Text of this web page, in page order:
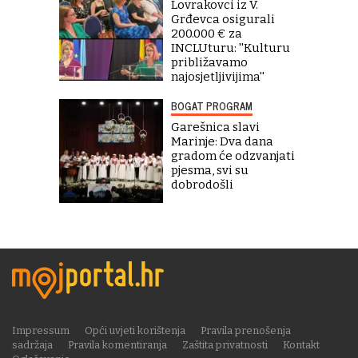
Lovrakovci iz V.
Grđevca osigurali
200.000 € za
INCLUturu: ''Kulturu
približavamo
najosjetljivijima''
BOGAT PROGRAM
Garešnica slavi
Marinje: Dva dana
gradom će odzvanjati
pjesma, svi su
dobrodošli
Impressum Opći uvjeti korištenja
Pravila prenošenja
sadržaja
Pravila komentiranja Zaštita privatnosti
Kontakt